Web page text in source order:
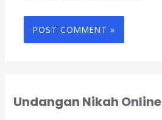
Undangan Nikah Online